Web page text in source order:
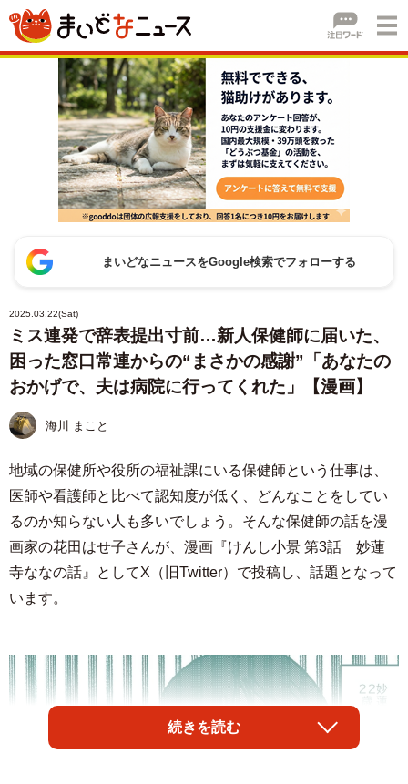
まいどなニュースをGoogle検索でフォローする
2025.03.22(Sat)
ミス連発で辞表提出寸前…新人保健師に届いた、
困った窓口常連からの“まさかの感謝”「あなたの
おかげで、夫は病院に行ってくれた」【漫画】
海川 まこと
地域の保健所や役所の福祉課にいる保健師という仕事は、
医師や看護師と比べて認知度が低く、どんなことをしてい
るのか知らない人も多いでしょう。そんな保健師の話を漫
画家の花田はせ子さんが、漫画『けんし小景 第3話 妙蓮
寺ななの話』としてX（旧Twitter）で投稿し、話題となって
います。
続きを読む